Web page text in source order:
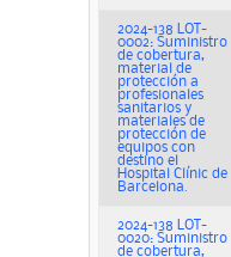
2024-138 LOT-
0002: Suministro
de cobertura,
material de
protección a
profesionales
sanitarios y
materiales de
protección de
equipos con
destino el
Hospital Clínic de
Barcelona.
2024-138 LOT-
0020: Suministro
de cobertura,